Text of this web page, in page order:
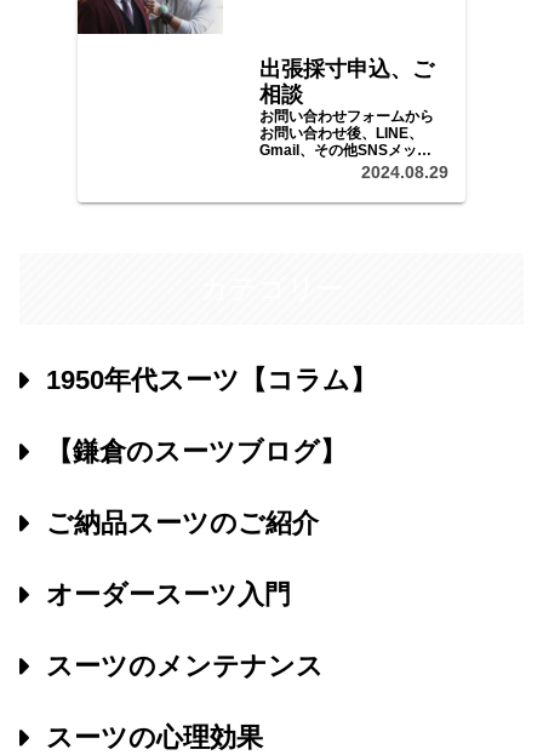
出張採寸申込、ご
相談
お問い合わせフォームから
お問い合わせ後、LINE、
Gmail、その他SNSメッセ
ージ等で、ご予算、ご希望
等をご調整の上、採寸、ご
2024.08.29
1950年代スーツ【コラム】
【鎌倉のスーツブログ】
ご納品スーツのご紹介
オーダースーツ入門
スーツのメンテナンス
スーツの心理効果